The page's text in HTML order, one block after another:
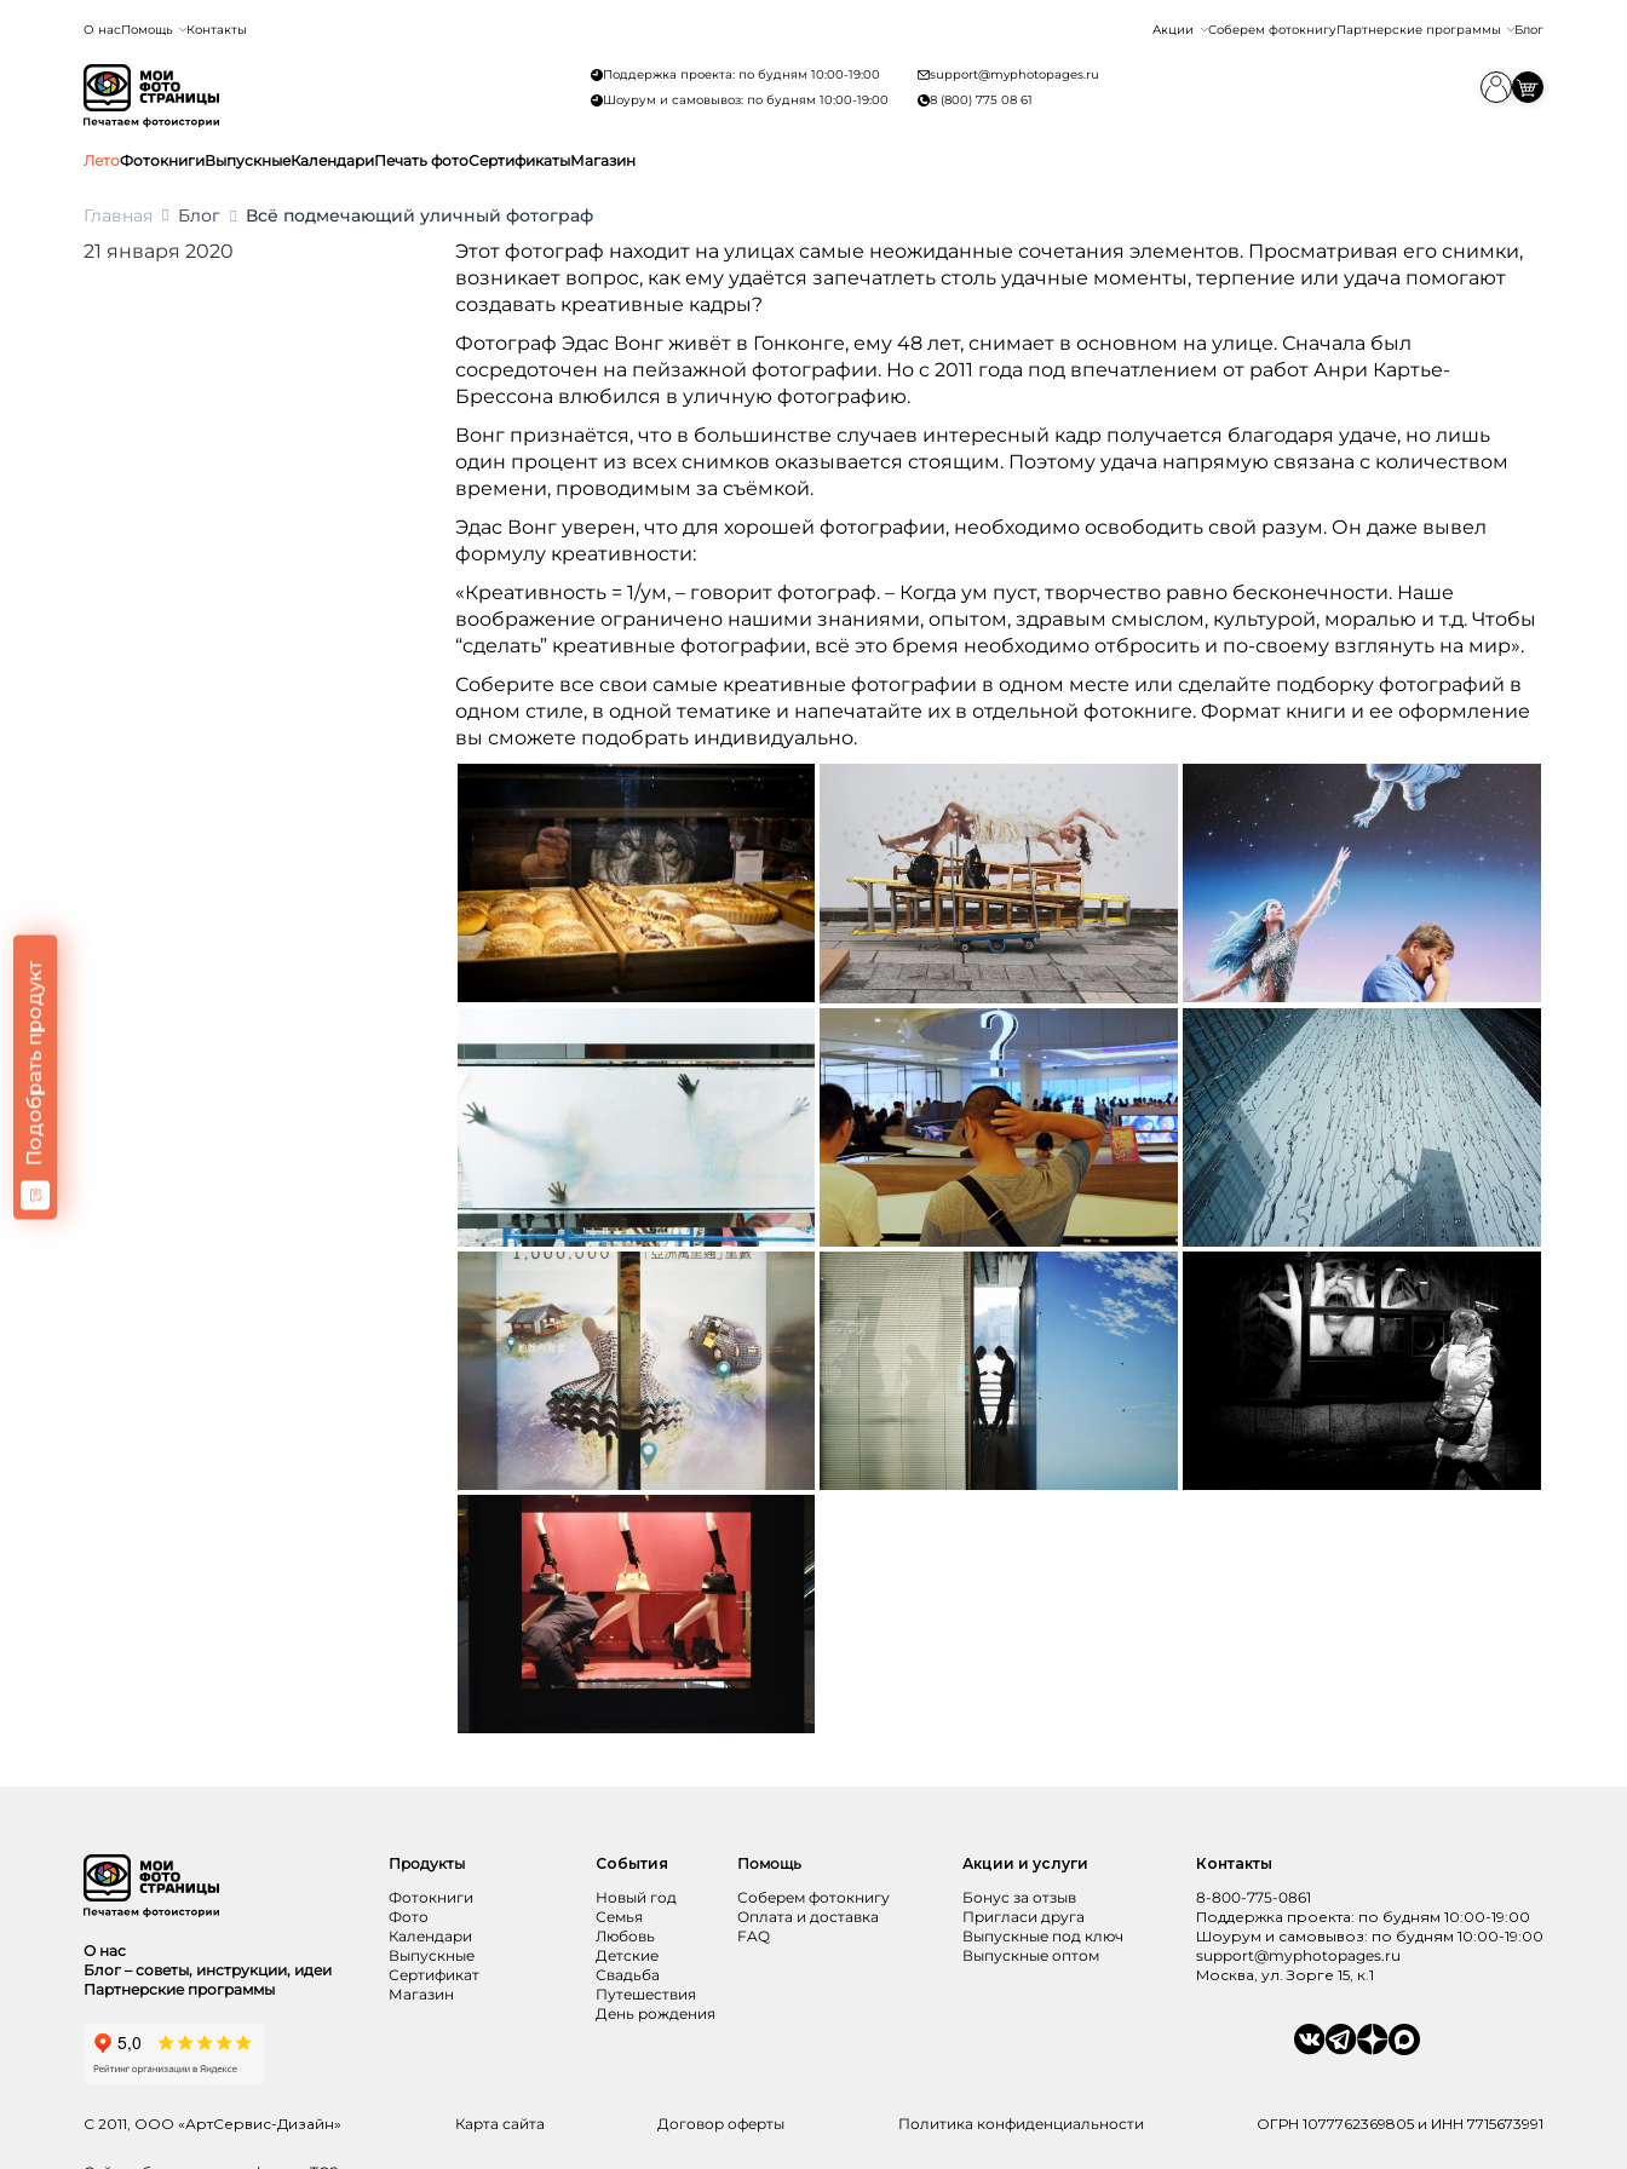
О насПомощь Контакты Акции Соберем фотокнигуПартнерские программы Блог
Поддержка проекта: по будням 10:00-19:00
Шоурум и самовывоз: по будням 10:00-19:00
support@myphotopages.ru
8 (800) 775 08 61
ЛетоФотокнигиВыпускныеКалендариПечать фотоСертификатыМагазин
Подобрать продукт
Главная Блог Всё подмечающий уличный фотограф
21 января 2020
Этот фотограф находит на улицах самые неожиданные сочетания элементов. Просматривая его снимки,
возникает вопрос, как ему удаётся запечатлеть столь удачные моменты, терпение или удача помогают
создавать креативные кадры?
Фотограф Эдас Вонг живёт в Гонконге, ему 48 лет, снимает в основном на улице. Сначала был
сосредоточен на пейзажной фотографии. Но с 2011 года под впечатлением от работ Анри Картье-
Брессона влюбился в уличную фотографию.
Вонг признаётся, что в большинстве случаев интересный кадр получается благодаря удаче, но лишь
один процент из всех снимков оказывается стоящим. Поэтому удача напрямую связана с количеством
времени, проводимым за съёмкой.
Эдас Вонг уверен, что для хорошей фотографии, необходимо освободить свой разум. Он даже вывел
формулу креативности:
«Креативность = 1/ум, – говорит фотограф. – Когда ум пуст, творчество равно бесконечности. Наше
воображение ограничено нашими знаниями, опытом, здравым смыслом, культурой, моралью и т.д. Чтобы
“сделать” креативные фотографии, всё это бремя необходимо отбросить и по-своему взглянуть на мир».
Соберите все свои самые креативные фотографии в одном месте или сделайте подборку фотографий в
одном стиле, в одной тематике и напечатайте их в отдельной фотокниге. Формат книги и ее оформление
вы сможете подобрать индивидуально.
О нас
Блог – советы, инструкции, идеи
Партнерские программы
Продукты
Фотокниги
Фото
Календари
Выпускные
Сертификат
Магазин
События
Новый год
Семья
Любовь
Детские
Свадьба
Путешествия
День рождения
Помощь
Соберем фотокнигу
Оплата и доставка
FAQ
Акции и услуги
Бонус за отзыв
Пригласи друга
Выпускные под ключ
Выпускные оптом
Контакты
8-800-775-0861
Поддержка проекта: по будням 10:00-19:00
Шоурум и самовывоз: по будням 10:00-19:00
support@myphotopages.ru
Москва, ул. Зорге 15, к.1
Договор оферты Политика конфиденциальности
Карта сайта
С 2011, ООО «АртСервис-Дизайн» ОГРН 1077762369805 и ИНН 7715673991